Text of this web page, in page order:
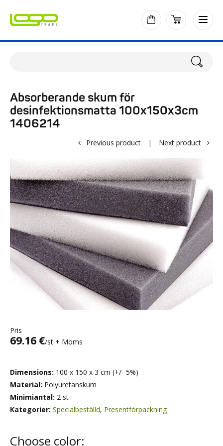
Absorberande skum för
desinfektionsmatta 100x150x3cm
1406214
Previous product | Next product
Pris
69.16 €/st + Moms
Dimensions: 100 x 150 x 3 cm (+/- 5%)
Material: Polyuretanskum
Minimiantal: 2 st
Kategorier: Specialbeställd, Presentförpackning
Choose color: